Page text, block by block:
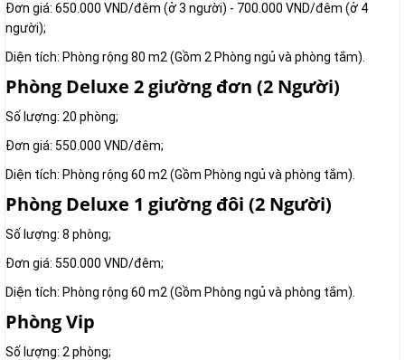
Đơn giá: 650.000 VND/đêm (ở 3 người) - 700.000 VND/đêm (ở 4
người);
Diện tích: Phòng rộng 80 m2 (Gồm 2 Phòng ngủ và phòng tắm).
Phòng Deluxe 2 giường đơn (2 Người)
Số lượng: 20 phòng;
Đơn giá: 550.000 VND/đêm;
Diện tích: Phòng rộng 60 m2 (Gồm Phòng ngủ và phòng tắm).
Phòng Deluxe 1 giường đôi (2 Người)
Số lượng: 8 phòng;
Đơn giá: 550.000 VND/đêm;
Diện tích: Phòng rộng 60 m2 (Gồm Phòng ngủ và phòng tắm).
Phòng Vip
Số lượng: 2 phòng;